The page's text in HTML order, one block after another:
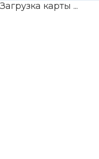
Загрузка карты ...